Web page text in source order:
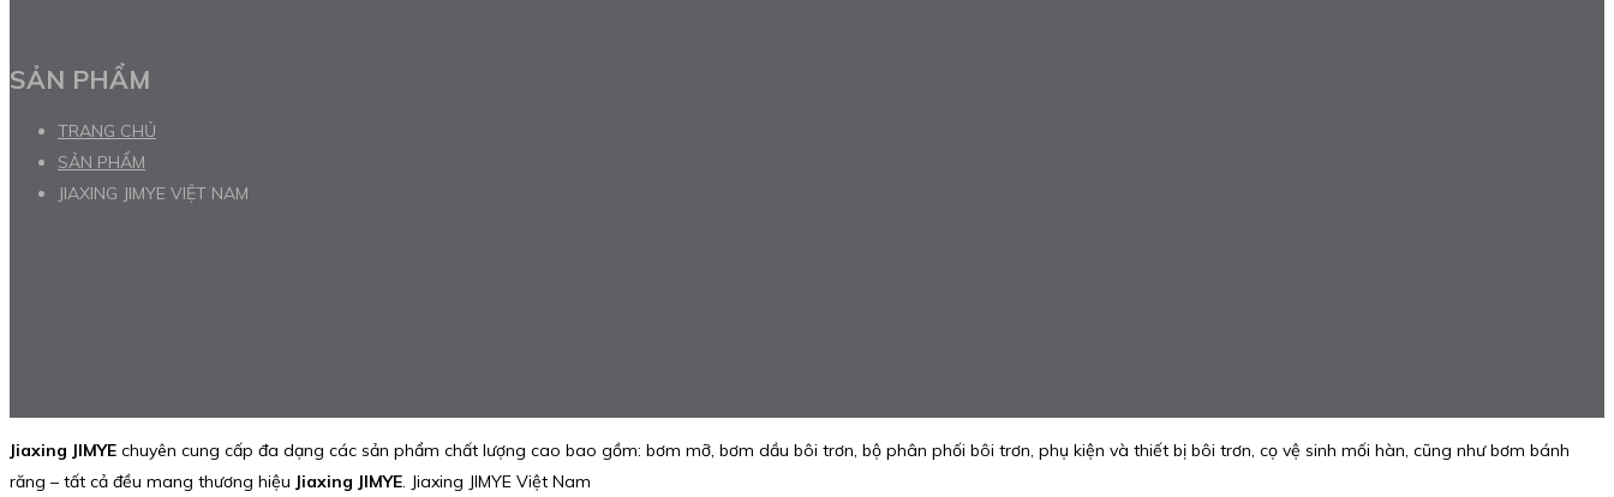
SẢN PHẨM
TRANG CHỦ
SẢN PHẨM
JIAXING JIMYE VIỆT NAM
Jiaxing JIMYE chuyên cung cấp đa dạng các sản phẩm chất lượng cao bao gồm: bơm mỡ, bơm dầu bôi trơn, bộ phân phối bôi trơn, phụ kiện và thiết bị bôi trơn, cọ vệ sinh mối hàn, cũng như bơm bánh
răng – tất cả đều mang thương hiệu Jiaxing JIMYE. Jiaxing JIMYE Việt Nam